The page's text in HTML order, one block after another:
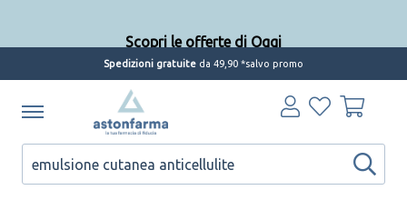
Spedizioni gratuite da 49,90 *salvo promo
Scopri le offerte di Oggi